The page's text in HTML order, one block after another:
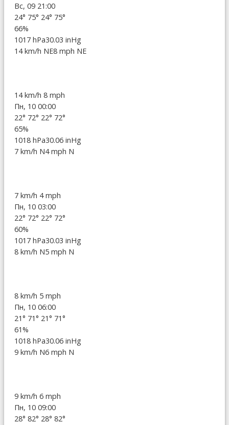
Вс, 09 21:00
24° 75° 24° 75°
66%
1017 hPa30.03 inHg
14 km/h NE8 mph NE
14 km/h 8 mph
Пн, 10 00:00
22° 72° 22° 72°
65%
1018 hPa30.06 inHg
7 km/h N4 mph N
7 km/h 4 mph
Пн, 10 03:00
22° 72° 22° 72°
60%
1017 hPa30.03 inHg
8 km/h N5 mph N
8 km/h 5 mph
Пн, 10 06:00
21° 71° 21° 71°
61%
1018 hPa30.06 inHg
9 km/h N6 mph N
9 km/h 6 mph
Пн, 10 09:00
28° 82° 28° 82°